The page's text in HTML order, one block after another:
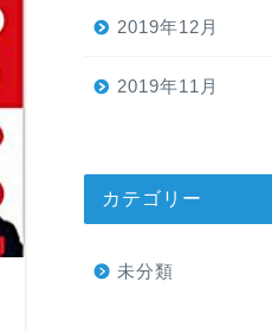
2019年12月
2019年11月
カテゴリー
未分類